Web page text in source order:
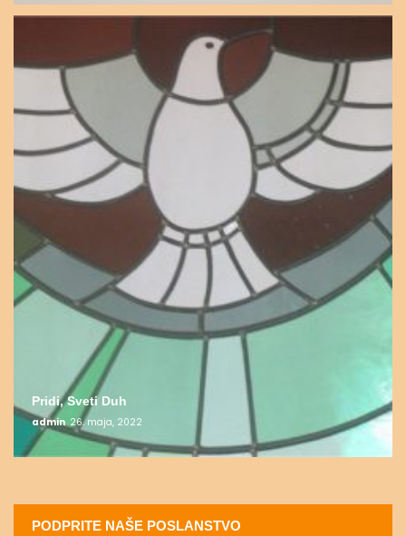
Pridi, Sveti Duh
admin 26. maja, 2022
PODPRITE NAŠE POSLANSTVO